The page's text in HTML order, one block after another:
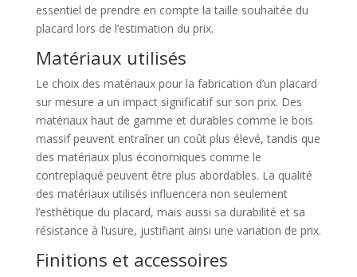
essentiel de prendre en compte la taille souhaitée du
placard lors de l’estimation du prix.
Matériaux utilisés
Le choix des matériaux pour la fabrication d’un placard
sur mesure a un impact significatif sur son prix. Des
matériaux haut de gamme et durables comme le bois
massif peuvent entraîner un coût plus élevé, tandis que
des matériaux plus économiques comme le
contreplaqué peuvent être plus abordables. La qualité
des matériaux utilisés influencera non seulement
l’esthétique du placard, mais aussi sa durabilité et sa
résistance à l’usure, justifiant ainsi une variation de prix.
Finitions et accessoires